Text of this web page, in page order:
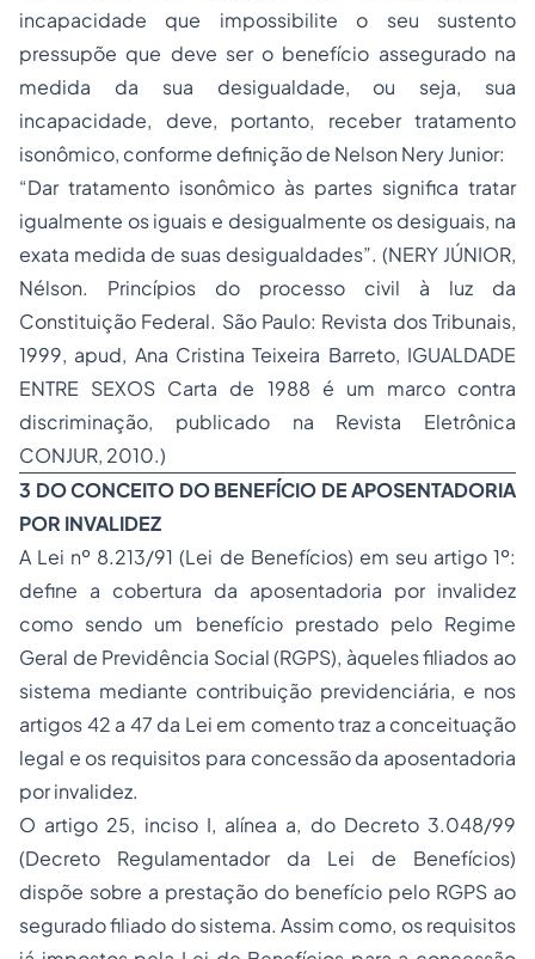
incapacidade que impossibilite o seu sustento
pressupõe que deve ser o benefício assegurado na
medida da sua desigualdade, ou seja, sua
incapacidade, deve, portanto, receber tratamento
isonômico, conforme definição de Nelson Nery Junior:
“Dar tratamento isonômico às partes significa tratar
igualmente os iguais e desigualmente os desiguais, na
exata medida de suas desigualdades”. (NERY JÚNIOR,
Nélson. Princípios do processo civil à luz da
Constituição Federal. São Paulo: Revista dos Tribunais,
1999, apud, Ana Cristina Teixeira Barreto, IGUALDADE
ENTRE SEXOS Carta de 1988 é um marco contra
discriminação, publicado na Revista Eletrônica
CONJUR, 2010.)
3 DO CONCEITO DO BENEFÍCIO DE APOSENTADORIA
POR INVALIDEZ
A Lei nº 8.213/91 (Lei de Benefícios) em seu artigo 1º:
define a cobertura da aposentadoria por invalidez
como sendo um benefício prestado pelo Regime
Geral de Previdência Social (RGPS), àqueles filiados ao
sistema mediante contribuição previdenciária, e nos
artigos 42 a 47 da Lei em comento traz a conceituação
legal e os requisitos para concessão da aposentadoria
por invalidez.
O artigo 25, inciso I, alínea a, do Decreto 3.048/99
(Decreto Regulamentador da Lei de Benefícios)
dispõe sobre a prestação do benefício pelo RGPS ao
segurado filiado do sistema. Assim como, os requisitos